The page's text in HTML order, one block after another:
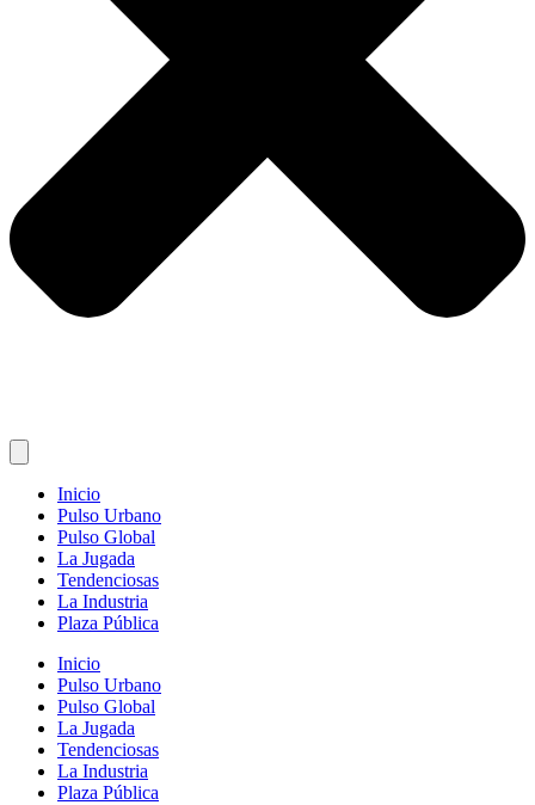
Inicio
Pulso Urbano
Pulso Global
La Jugada
Tendenciosas
La Industria
Plaza Pública
Inicio
Pulso Urbano
Pulso Global
La Jugada
Tendenciosas
La Industria
Plaza Pública